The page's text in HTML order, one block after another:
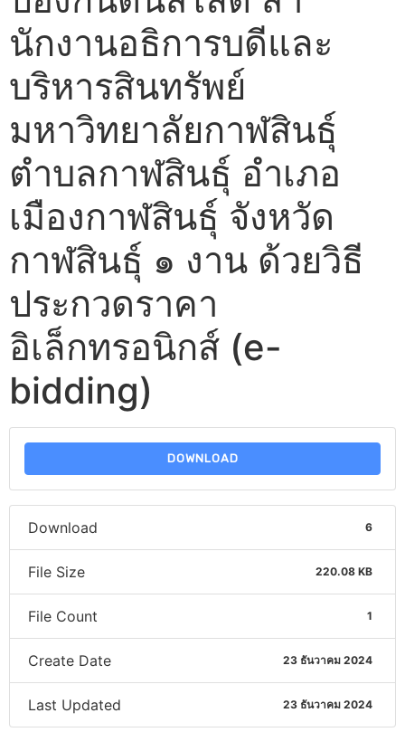
นักงานอธิการบดีและ
บริหารสินทรัพย์
มหาวิทยาลัยกาฬสินธุ์
ตําบลกาฬสินธุ์ อําเภอ
เมืองกาฬสินธุ์ จังหวัด
กาฬสินธุ์ ๑ งาน ด้วยวิธี
ประกวดราคา
อิเล็กทรอนิกส์ (e-
bidding)
DOWNLOAD
Download 6
File Size 220.08 KB
File Count 1
Create Date 23 ธันวาคม 2024
Last Updated 23 ธันวาคม 2024